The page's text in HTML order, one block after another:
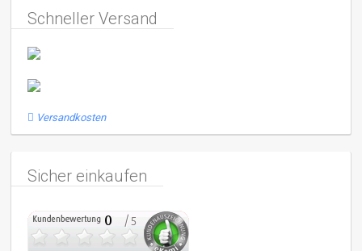
Schneller Versand
Versandkosten
Sicher einkaufen